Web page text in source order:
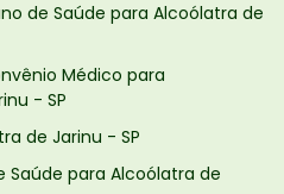
de Saúde para Alcoólatra de
Médico para
- SP
de Jarinu - SP
para Alcoólatra de